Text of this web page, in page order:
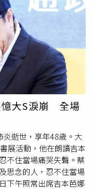
說她需要休息，但還是
先處理好私人的事情、
我們跟經紀人討論的結
憶大S淚崩 全場
逝世，享年48歲。大
展活動，他在朗讀吉本
不住當場痛哭失聲。蔡
思念的人，忍不住當場
下午照常出席吉本芭娜